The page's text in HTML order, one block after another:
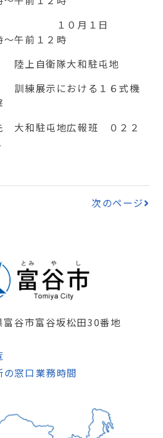
１日
午前１２時
自衛隊大和駐屯地
展示における１６式機
大和駐屯地広報班 ０２２
次のページ
谷市富谷坂松田30番地
窓口業務時間